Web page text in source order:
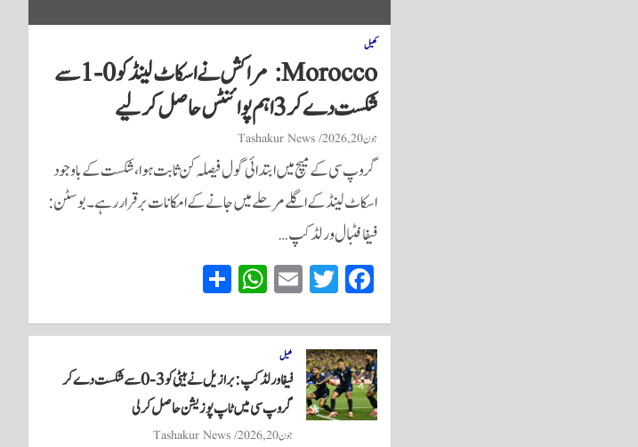
کھیل
Morocco: مراکش نے اسکاٹ لینڈ کو 0-1 سے
شکست دے کر 3 اہم پوائنٹس حاصل کر لیے
جون 20, 2026 Tashakur News
گروپ سی کے میچ میں ابتدائی گول فیصلہ کن ثابت ہوا، شکست کے باوجود
اسکاٹ لینڈ کے اگلے مرحلے میں جانے کے امکانات برقرار رہے۔ بوسٹن:
فیفا فٹبال ورلڈ کپ…
Fa
ce
bo
ok
T
wi
tte
r
E
m
ail
W
ha
ts
A
pp
re
کھیل
فیفا ورلڈ کپ: برازیل نے ہیٹی کو 3-0 سے شکست دے کر
گروپ سی میں ٹاپ پوزیشن حاصل کر لی
جون 20, 2026 Tashakur News